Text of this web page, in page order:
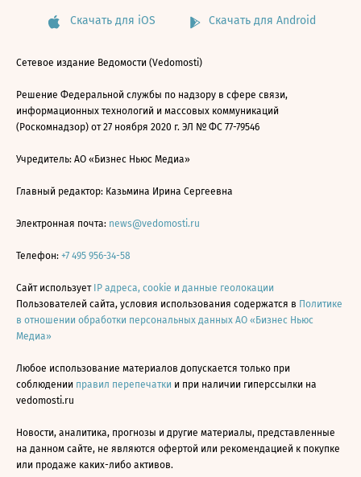
Скачать для iOS Скачать для Android
Сетевое издание Ведомости (Vedomosti)
Решение Федеральной службы по надзору в сфере связи,
информационных технологий и массовых коммуникаций
(Роскомнадзор) от 27 ноября 2020 г. ЭЛ № ФС 77-79546
Учредитель: АО «Бизнес Ньюс Медиа»
Главный редактор: Казьмина Ирина Сергеевна
Электронная почта: news@vedomosti.ru
Телефон: +7 495 956-34-58
Сайт использует IP адреса, cookie и данные геолокации
Пользователей сайта, условия использования содержатся в Политике
в отношении обработки персональных данных АО «Бизнес Ньюс
Медиа»
Любое использование материалов допускается только при
соблюдении правил перепечатки и при наличии гиперссылки на
vedomosti.ru
Новости, аналитика, прогнозы и другие материалы, представленные
на данном сайте, не являются офертой или рекомендацией к покупке
или продаже каких-либо активов.